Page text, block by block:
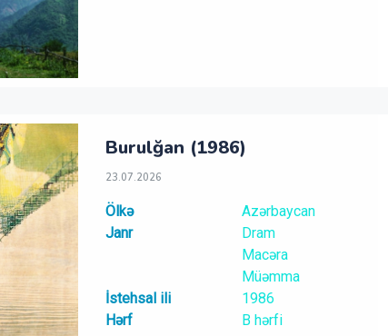
Burulğan (1986)
23.07.2026
Ölkə
Azərbaycan
Janr
Dram
Macəra
Müəmma
İstehsal ili
1986
Hərf
B hərfi